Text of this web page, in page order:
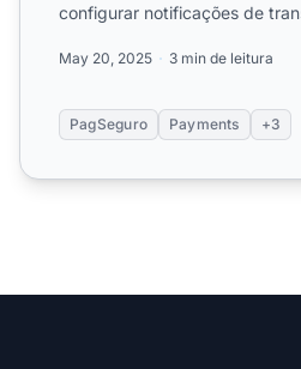
configurar notificações de
May 20, 2025 3 min de leitura
PagSeguro Payments +3